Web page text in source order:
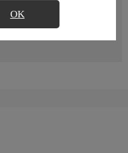
OK
予定はありません